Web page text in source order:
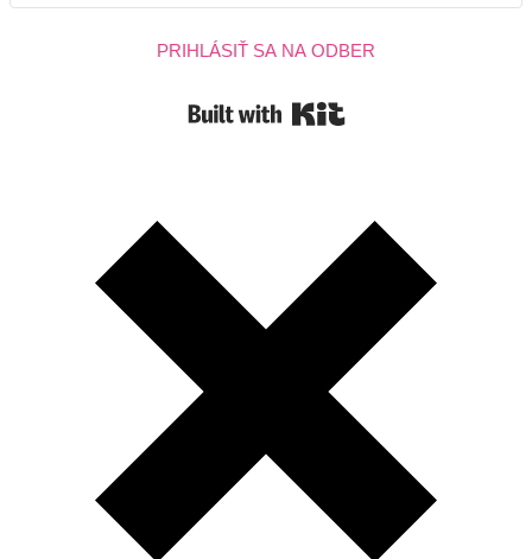
PRIHLÁSIŤ SA NA ODBER